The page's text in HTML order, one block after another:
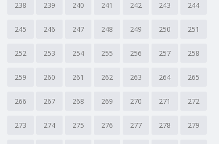
238 239 240 241 242 243 244
245 246 247 248 249 250 251
252 253 254 255 256 257 258
259 260 261 262 263 264 265
266 267 268 269 270 271 272
273 274 275 276 277 278 279